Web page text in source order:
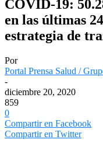
COVID-19:
en las últimas
estrategia de
Por
Portal Prensa Salud /
-
diciembre 20, 2020
859
0
Compartir en Facebook
Compartir en Twitter